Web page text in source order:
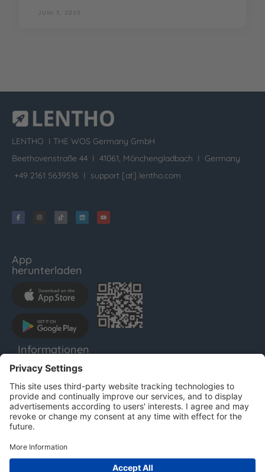
JUNI 3, 2025
LENTHO I THE WOS Germany GmbH
Beethovenstraße 44 I 41061, Mönchengladbach I Germany
+49 2161 5639516 I support [at] lentho.com
App
herunterladen
Informationen
LENTHO
Impressum
Datenschutz
AGB
Für Unternehmen